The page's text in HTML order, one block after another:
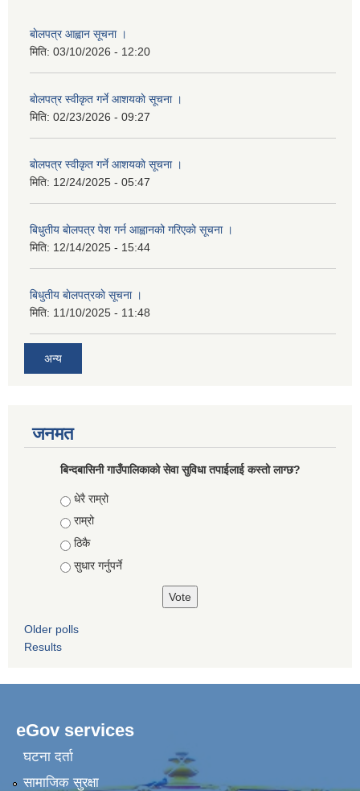
बाेलपत्र आह्वान सूचना ।
मिति: 03/10/2026 - 12:20
बाेलपत्र स्वीकृत गर्ने आशयकाे सूचना ।
मिति: 02/23/2026 - 09:27
बाेलपत्र स्वीकृत गर्ने आशयकाे सूचना ।
मिति: 12/24/2025 - 05:47
बिधुतीय बाेलपत्र पेश गर्न आह्वानको गरिएकाे सूचना ।
मिति: 12/14/2025 - 15:44
बिधुतीय बाेलपत्रकाे सूचना ।
मिति: 11/10/2025 - 11:48
अन्य
जनमत
बिन्दबासिनी गाउँपालिकाको सेवा सुविधा तपाईलाई कस्तो लाग्छ?
Choices
धेरै राम्रो
राम्रो
ठिकै
सुधार गर्नुपर्ने
Older polls
Results
eGov services
घटना दर्ता
सामाजिक सुरक्षा